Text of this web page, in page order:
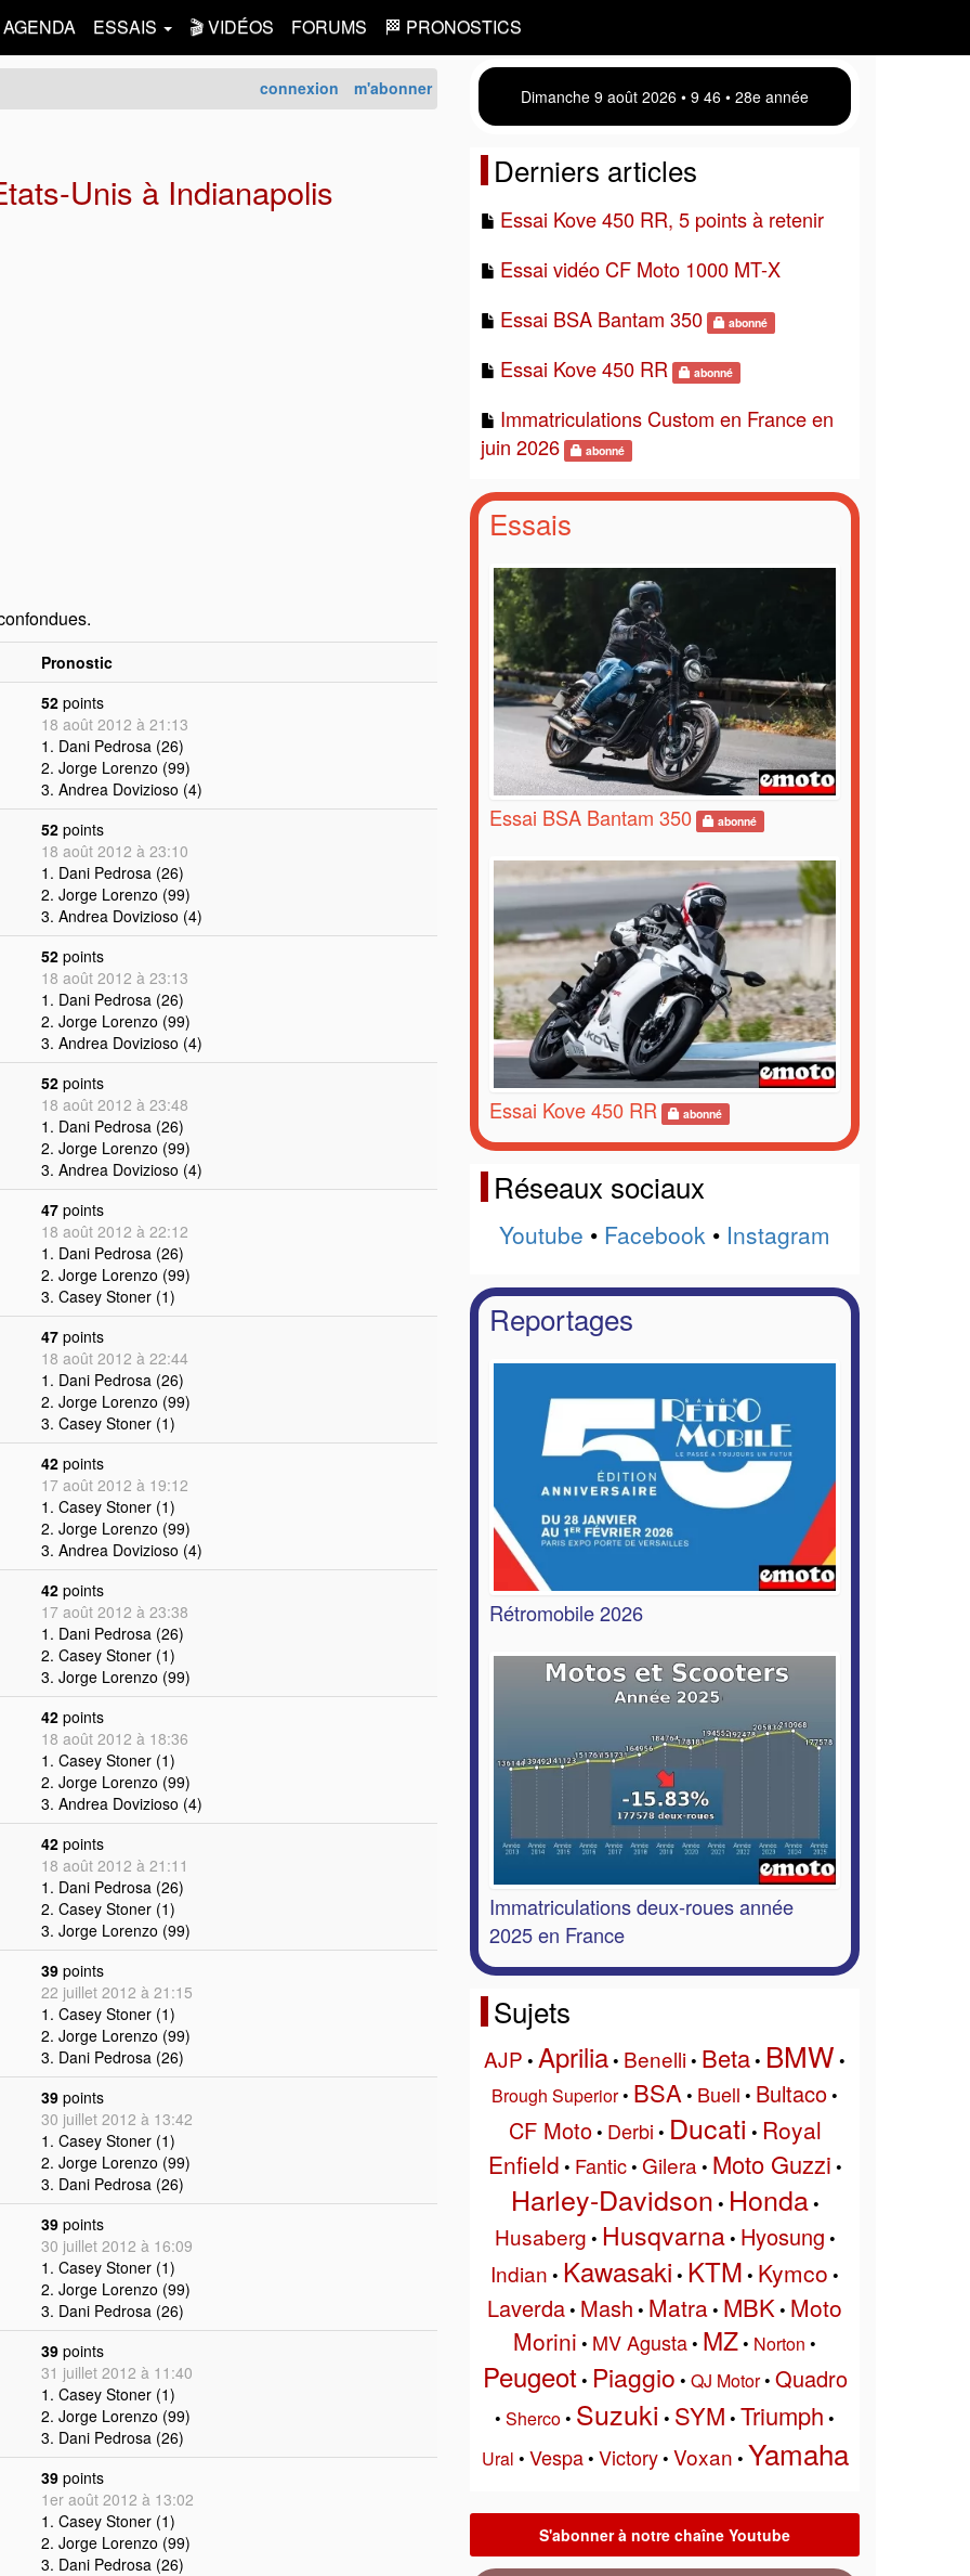
AGENDA ESSAIS 🎬 VIDÉOS FORUMS 🏁 PRONOSTICS
connexion m'abonner
Unis à Indianapolis
Pronostic
52 points
18 août 2012 à 21:13
1. Dani Pedrosa (26)
2. Jorge Lorenzo (99)
3. Andrea Dovizioso (4)
52 points
18 août 2012 à 23:10
1. Dani Pedrosa (26)
2. Jorge Lorenzo (99)
3. Andrea Dovizioso (4)
52 points
18 août 2012 à 23:13
1. Dani Pedrosa (26)
2. Jorge Lorenzo (99)
3. Andrea Dovizioso (4)
52 points
18 août 2012 à 23:48
1. Dani Pedrosa (26)
2. Jorge Lorenzo (99)
3. Andrea Dovizioso (4)
47 points
18 août 2012 à 22:12
1. Dani Pedrosa (26)
2. Jorge Lorenzo (99)
3. Casey Stoner (1)
47 points
18 août 2012 à 22:44
1. Dani Pedrosa (26)
2. Jorge Lorenzo (99)
3. Casey Stoner (1)
42 points
17 août 2012 à 19:12
1. Casey Stoner (1)
2. Jorge Lorenzo (99)
3. Andrea Dovizioso (4)
42 points
17 août 2012 à 23:38
1. Dani Pedrosa (26)
2. Casey Stoner (1)
3. Jorge Lorenzo (99)
42 points
18 août 2012 à 18:36
1. Casey Stoner (1)
2. Jorge Lorenzo (99)
3. Andrea Dovizioso (4)
42 points
18 août 2012 à 21:11
1. Dani Pedrosa (26)
2. Casey Stoner (1)
3. Jorge Lorenzo (99)
39 points
22 juillet 2012 à 21:15
1. Casey Stoner (1)
2. Jorge Lorenzo (99)
3. Dani Pedrosa (26)
39 points
30 juillet 2012 à 13:42
1. Casey Stoner (1)
2. Jorge Lorenzo (99)
3. Dani Pedrosa (26)
39 points
30 juillet 2012 à 16:09
1. Casey Stoner (1)
2. Jorge Lorenzo (99)
3. Dani Pedrosa (26)
39 points
31 juillet 2012 à 11:40
1. Casey Stoner (1)
2. Jorge Lorenzo (99)
3. Dani Pedrosa (26)
39 points
1er août 2012 à 13:02
1. Casey Stoner (1)
2. Jorge Lorenzo (99)
3. Dani Pedrosa (26)
Dimanche 9 août 2026 • 9:46 • 28e année
Derniers articles
Essai Kove 450 RR, 5 points à retenir
Essai vidéo CF Moto 1000 MT-X
Essai BSA Bantam 350
abonné
Essai Kove 450 RR abonné
Immatriculations Custom en France en
juin 2026
abonné
Essais
Essai BSA Bantam 350 abonné
Essai Kove 450 RR abonné
Réseaux sociaux
Youtube • Facebook • Instagram
Reportages
Rétromobile 2026
Immatriculations deux-roues année
2025 en France
Sujets
AJP • Aprilia• Benelli• Beta• BMW •
Brough Superior• BSA • Buell • Bultaco•
CF Moto• Derbi • Ducati • Royal
Enfield • Fantic• Gilera • Moto Guzzi •
Harley-Davidson • Honda•
Husaberg • Husqvarna• Hyosung •
Indian • Kawasaki • KTM • Kymco •
Laverda• Mash • Matra• MBK • Moto
Morini • MV Agusta• MZ• Norton •
Peugeot • Piaggio • QJ Motor• Quadro
• Sherco• Suzuki • SYM • Triumph •
Ural • Vespa• Victory• Voxan • Yamaha